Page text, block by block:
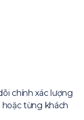
chính xác lượng
từng khách